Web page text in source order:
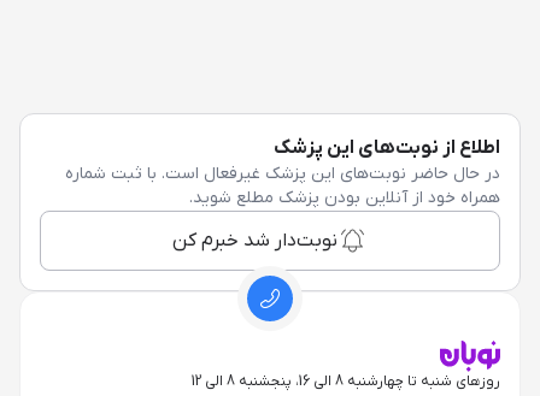
اطلاع از نوبت‌های این پزشک
در حال حاضر نوبت‌های این پزشک غیرفعال است. با ثبت شماره
همراه خود از آنلاین بودن پزشک مطلع شوید.
نوبت‌دار شد خبرم کن
روزهای شنبه تا چهارشنبه 8 الی 16، پنجشنبه 8 الی 12